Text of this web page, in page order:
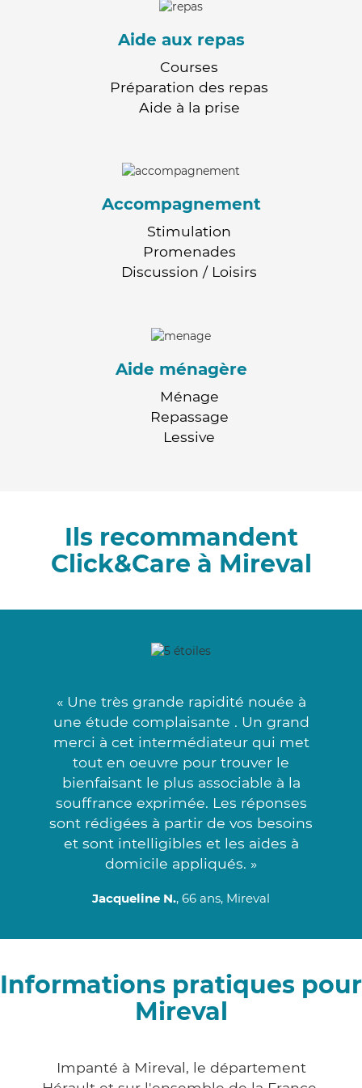
Aide aux repas
Courses
Préparation des repas
Aide à la prise
Accompagnement
Stimulation
Promenades
Discussion / Loisirs
Aide ménagère
Ménage
Repassage
Lessive
Ils recommandent
Click&Care à Mireval
« Une très grande rapidité nouée à
une étude complaisante . Un grand
merci à cet intermédiateur qui met
tout en oeuvre pour trouver le
bienfaisant le plus associable à la
souffrance exprimée. Les réponses
sont rédigées à partir de vos besoins
et sont intelligibles et les aides à
domicile appliqués. »
Jacqueline N., 66 ans, Mireval
Informations pratiques pour
Mireval
Impanté à Mireval, le département